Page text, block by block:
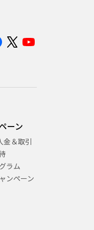
ーン
＆取引
ラム
ンペーン